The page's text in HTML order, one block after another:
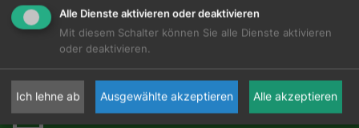
Alle Dienste aktivieren oder deaktivieren
Mit diesem Schalter können Sie alle Dienste aktivieren
oder deaktivieren.
Ich lehne ab Ausgewählte akzeptieren Alle akzeptieren